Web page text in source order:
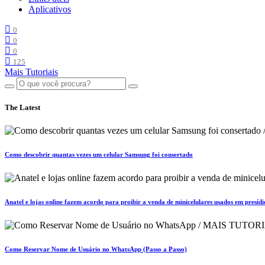
Aplicativos
0
0
0
125
Mais Tutoriais
The Latest
Como descobrir quantas vezes um celular Samsung foi consertado
Anatel e lojas online fazem acordo para proibir a venda de minicelulares usados em
Como Reservar Nome de Usuário no WhatsApp (Passo a Passo)